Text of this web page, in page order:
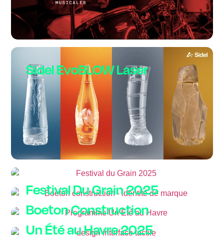
Sidel EvoBLOW Laser
Festival Du Grain 2025
Boeton Construction
Un Été au Havre 2025